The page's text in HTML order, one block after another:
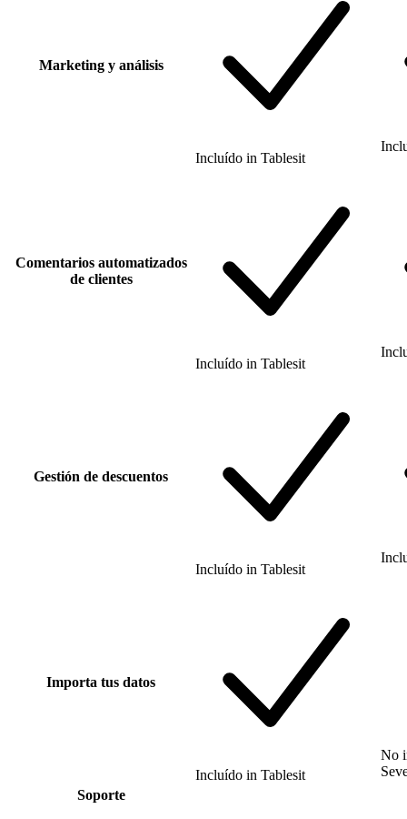
Marketing y análisis
Incluído in Tablesit
Comentarios automatizados
de clientes
Incluído in Tablesit
Gestión de descuentos
Incluído in Tablesit
Importa tus datos
Incluído in Tablesit
No
Soporte